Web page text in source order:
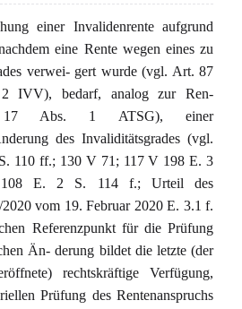
einer Invalidenrente aufgrund
eine Rente wegen eines zu
verwei- gert wurde (vgl. Art. 87
IVV), bedarf, analog zur Ren-
17 Abs. 1 ATSG), einer
des Invaliditätsgrades (vgl.
110 ff.; 130 V 71; 117 V 198 E. 3
E. 2 S. 114 f.; Urteil des
vom 19. Februar 2020 E. 3.1 f.
Referenzpunkt für die Prüfung
Än- derung bildet die letzte (der
rechtskräftige Verfügung,
Prüfung des Rentenanspruchs